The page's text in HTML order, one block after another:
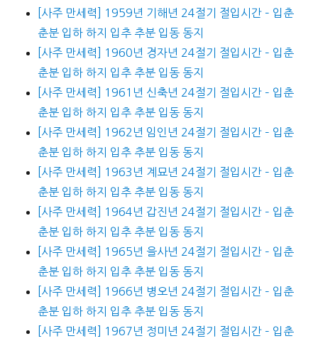
[사주 만세력] 1959년 기해년 24절기 절입시간 – 입춘
춘분 입하 하지 입추 추분 입동 동지
[사주 만세력] 1960년 경자년 24절기 절입시간 – 입춘
춘분 입하 하지 입추 추분 입동 동지
[사주 만세력] 1961년 신축년 24절기 절입시간 – 입춘
춘분 입하 하지 입추 추분 입동 동지
[사주 만세력] 1962년 임인년 24절기 절입시간 – 입춘
춘분 입하 하지 입추 추분 입동 동지
[사주 만세력] 1963년 계묘년 24절기 절입시간 – 입춘
춘분 입하 하지 입추 추분 입동 동지
[사주 만세력] 1964년 갑진년 24절기 절입시간 – 입춘
춘분 입하 하지 입추 추분 입동 동지
[사주 만세력] 1965년 을사년 24절기 절입시간 – 입춘
춘분 입하 하지 입추 추분 입동 동지
[사주 만세력] 1966년 병오년 24절기 절입시간 – 입춘
춘분 입하 하지 입추 추분 입동 동지
[사주 만세력] 1967년 정미년 24절기 절입시간 – 입춘